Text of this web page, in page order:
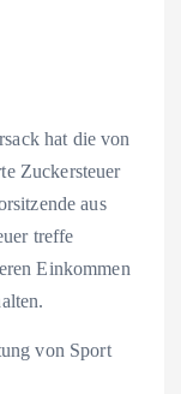
hat die von
Zuckersteuer
aus
treffe
Einkommen
von Sport